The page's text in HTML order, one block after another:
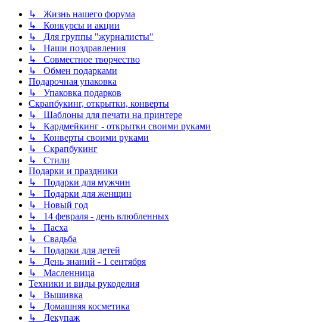
↳ Жизнь нашего форума
↳ Конкурсы и акции
↳ Для группы "журналисты"
↳ Наши поздравления
↳ Совместное творчество
↳ Обмен подарками
Подарочная упаковка
↳ Упаковка подарков
Скрапбукинг, открытки, конверты
↳ Шаблоны для печати на принтере
↳ Кардмейкинг - открытки своими руками
↳ Конверты своими руками
↳ Скрапбукинг
↳ Стили
Подарки и праздники
↳ Подарки для мужчин
↳ Подарки для женщин
↳ Новый год
↳ 14 февраля - день влюбленных
↳ Пасха
↳ Свадьба
↳ Подарки для детей
↳ День знаний - 1 сентября
↳ Масленница
Техники и виды рукоделия
↳ Вышивка
↳ Домашняя косметика
↳ Декупаж